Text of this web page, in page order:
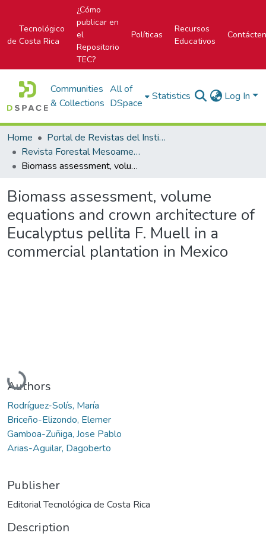
Tecnológico
de Costa Rica
¿Cómo
publicar en
el
Repositorio
TEC?
Políticas
Recursos
Educativos
Communities
& Collections
All of
DSpace
Statistics Log In
Home
Portal de Revistas del Instituto Tecnológico de Costa Rica
Revista Forestal Mesoamericana Kurú
Biomass assessment, volume equations and crown architecture of Eucalyptus pellita F. Muell in a commercial plantation in Mexico
Biomass assessment, volume
equations and crown architecture of
Eucalyptus pellita F. Muell in a
commercial plantation in Mexico
Loading...
Authors
Rodríguez-Solís, María
Briceño-Elizondo, Elemer
Gamboa-Zuñiga, Jose Pablo
Arias-Aguilar, Dagoberto
Publisher
Editorial Tecnológica de Costa Rica
Description